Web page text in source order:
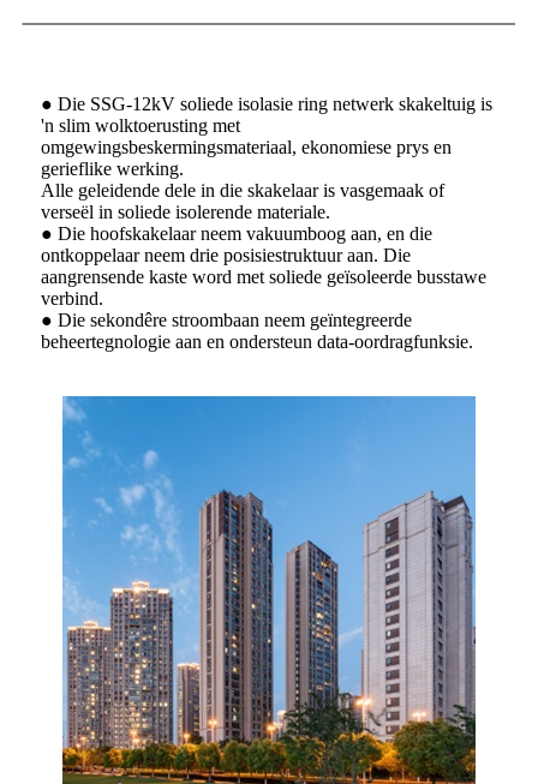
● Die SSG-12kV soliede isolasie ring netwerk skakeltuig is
'n slim wolktoerusting met
omgewingsbeskermingsmateriaal, ekonomiese prys en
gerieflike werking.
Alle geleidende dele in die skakelaar is vasgemaak of
verseël in soliede isolerende materiale.
● Die hoofskakelaar neem vakuumboog aan, en die
ontkoppelaar neem drie posisiestruktuur aan. Die
aangrensende kaste word met soliede geïsoleerde busstawe
verbind.
● Die sekondêre stroombaan neem geïntegreerde
beheertegnologie aan en ondersteun data-oordragfunksie.